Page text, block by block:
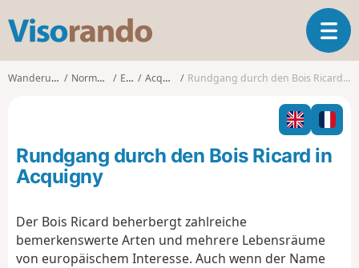
s
o
o
T
o
l
n
a
Wanderungen Normandie Eure Acquigny Rundgang durch den Bois Ricard in Acquigny
Rundgang durch den Bois Ricard in
Acquigny
Der Bois Ricard beherbergt zahlreiche
bemerkenswerte Arten und mehrere Lebensräume
von europäischem Interesse. Auch wenn der Name